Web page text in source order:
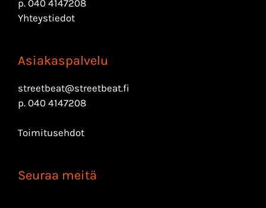
p. 040 4147208
Yhteystiedot
Asiakaspalvelu
streetbeat@streetbeat.fi
p. 040 4147208
Toimitusehdot
Seuraa meitä